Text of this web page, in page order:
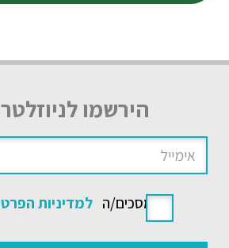
הירשמו
אני מסכים/ה למדיניות